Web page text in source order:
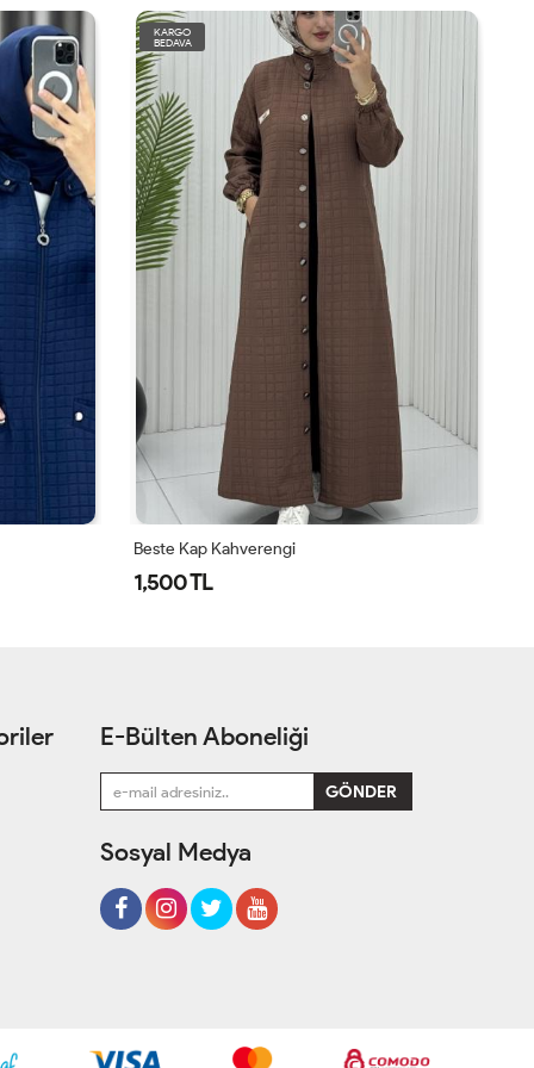
KARGO
BEDAVA
Diena Kapitone Kap
1,600 TL
E-Bülten Aboneliği
Sosyal Medya